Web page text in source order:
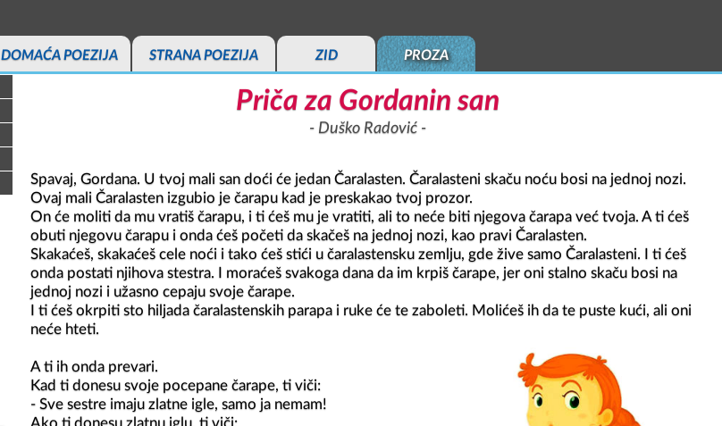
DOMAĆA POEZIJA STRANA POEZIJA ZID PROZA
Priča za Gordanin san
Duško Radović
Spavaj, Gordana. U tvoj mali san doći će jedan Čaralasten. Čaralasteni skaču noću bosi na jednoj nozi.
Ovaj mali Čaralasten izgubio je čarapu kad je preskakao tvoj prozor.
On će moliti da mu vratiš čarapu, i ti ćeš mu je vratiti, ali to neće biti njegova čarapa već tvoja. A ti ćeš
obuti njegovu čarapu i onda ćeš početi da skačeš na jednoj nozi, kao pravi Čaralasten.
Skakaćeš, skakaćeš cele noći i tako ćeš stići u čaralastensku zemlju, gde žive samo Čaralasteni. I ti ćeš
onda postati njihova stestra. I moraćeš svakoga dana da im krpiš čarape, jer oni stalno skaču bosi na
jednoj nozi i užasno cepaju svoje čarape.
I ti ćeš okrpiti sto hiljada čaralastenskih parapa i ruke će te zaboleti. Molićeš ih da te puste kući, ali oni
A ti ih onda prevari.
Kad ti donesu svoje pocepane čarape, ti viči:
- Sve sestre imaju zlatne igle, samo ja nemam!
Ako ti donesu zlatnu iglu, ti viči: